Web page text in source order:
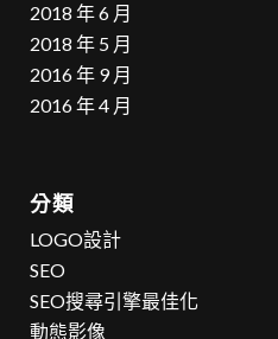
2018 年 6 月
2018 年 5 月
2016 年 9 月
2016 年 4 月
分類
LOGO設計
SEO
SEO搜尋引擎最佳化
動態影像